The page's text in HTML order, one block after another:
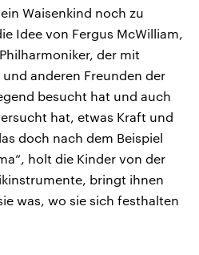
Waisenkind noch zu
Idee von Fergus McWilliam,
der mit
anderen Freunden der
besucht hat und auch
hat, etwas Kraft und
doch nach dem Beispiel
holt die Kinder von der
bringt ihnen
was, wo sie sich festhalten